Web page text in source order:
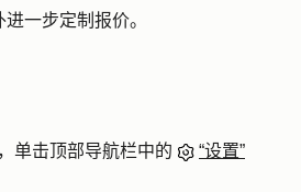
一步定制报价。
单击顶部导航栏中的
“设置”